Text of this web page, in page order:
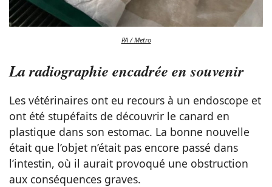
PA / Metro
La radiographie encadrée en souvenir
Les vétérinaires ont eu recours à un endoscope et
ont été stupéfaits de découvrir le canard en
plastique dans son estomac. La bonne nouvelle
était que l’objet n’était pas encore passé dans
l’intestin, où il aurait provoqué une obstruction
aux conséquences graves.